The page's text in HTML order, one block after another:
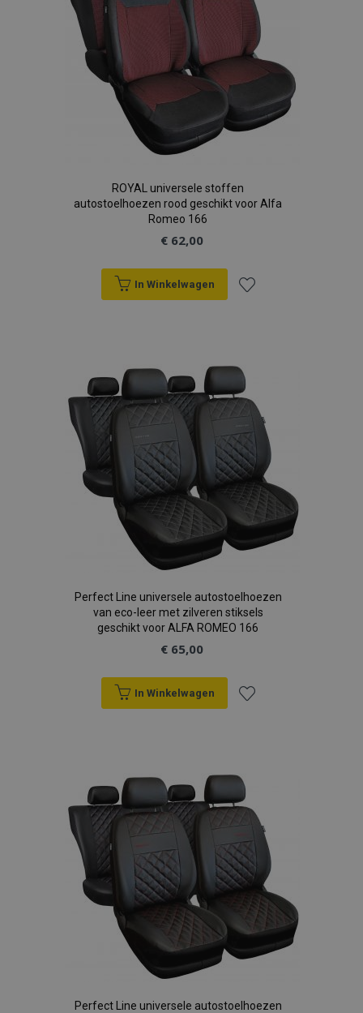
ROYAL universele stoffen
autostoelhoezen rood geschikt voor Alfa
Romeo 166
€ 62,00
In Winkelwagen
aan
verlanglijst
Perfect Line universele autostoelhoezen
van eco-leer met zilveren stiksels
geschikt voor ALFA ROMEO 166
€ 65,00
In Winkelwagen
aan
verlanglijst
Perfect Line universele autostoelhoezen